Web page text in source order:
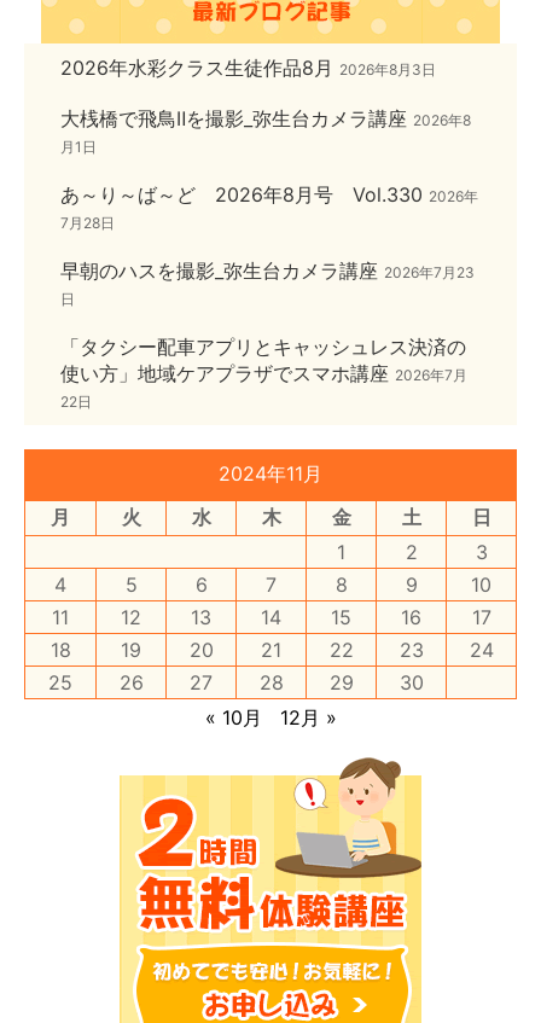
2026年水彩クラス生徒作品8月 2026年8月3日
大桟橋で飛鳥Ⅱを撮影_弥生台カメラ講座 2026年8
月1日
あ～り～ば～ど 2026年8月号 Vol.330 2026年
7月28日
早朝のハスを撮影_弥生台カメラ講座 2026年7月23
日
「タクシー配車アプリとキャッシュレス決済の
使い方」地域ケアプラザでスマホ講座 2026年7月
22日
2024年11月
月
火 水 木 金 土
日
1
2
3
4
5 6 7 8 9
10
11
12 13 14 15 16
17
18
19 20 21 22 23
24
25
26 27 28 29
30
« 10月
12月 »